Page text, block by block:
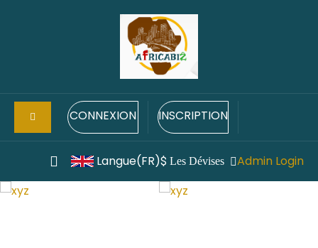
CONNEXION INSCRIPTION
Langue(FR)$ Les Dévises Admin Login